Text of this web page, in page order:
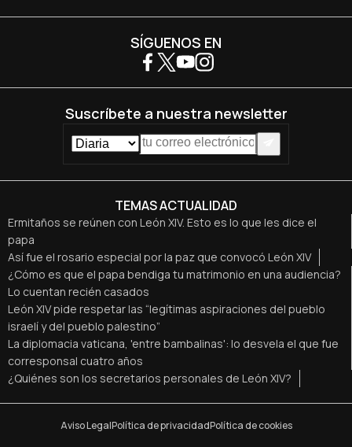
TEMAS ACTUALIDAD
Ermitaños se reúnen con León XIV. Esto es lo que les dice el
papa
Así fue el rosario especial por la paz que convocó León XIV
¿Cómo es que el papa bendiga tu matrimonio en una audiencia?
Lo cuentan recién casados
León XIV pide respetar las “legítimas aspiraciones del pueblo
israelí y del pueblo palestino”
La diplomacia vaticana, 'entre bambalinas': lo desvela el que fue
corresponsal cuatro años
¿Quiénes son los secretarios personales de León XIV?
SÍGUENOS EN
Suscríbete a nuestra newsletter
Aviso LegalPolítica de privacidadPolítica de cookies